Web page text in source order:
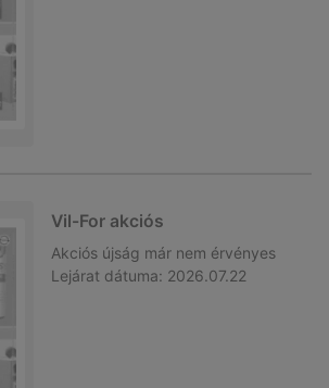
Vil-For akciós
Akciós újság már nem érvényes
Lejárat dátuma: 2026.07.22